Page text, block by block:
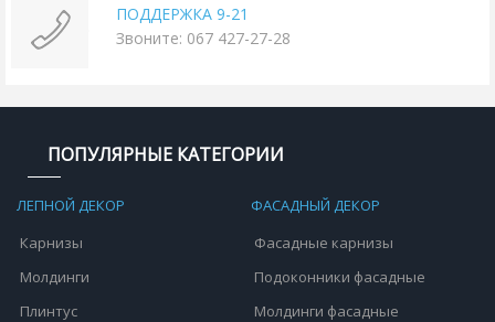
ПОДДЕРЖКА 9-21
Звоните: 067 427-27-28
ПОПУЛЯРНЫЕ КАТЕГОРИИ
ЛЕПНОЙ ДЕКОР
Карнизы
Молдинги
Плинтус
ФАСАДНЫЙ ДЕКОР
Фасадные карнизы
Подоконники фасадные
Молдинги фасадные